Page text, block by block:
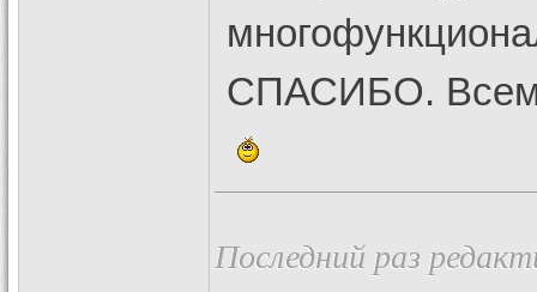
СПАСИБО. Всем
Последний раз